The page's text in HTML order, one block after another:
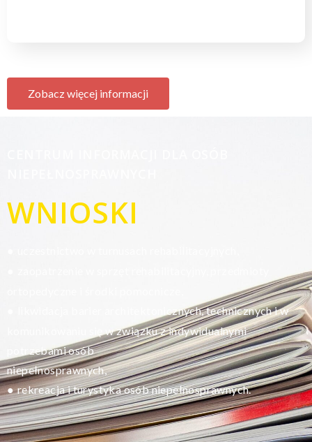
Zobacz więcej informacji
WNIOSKI
likwidacja barier architektonicznych, technicznych i w
komunikowaniu się w związku z indywidualnymi
potrzebami osób
niepełnosprawnych,
●rekreacja i turystyka osób niepełnosprawnych.